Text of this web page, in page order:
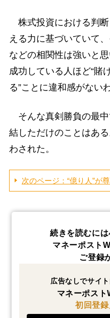
株式投資における判
える力に基づいていて
などの相関性は強いと
成功している人ほど“賭
る”ことに違和感がない
そんな真剣勝負の最
結しただけのことはあ
わされた。
次のページ：“億り人”が
続きを読むに
マネーポスト
ご登録
広告なしでサイ
マネーポス
初回登録